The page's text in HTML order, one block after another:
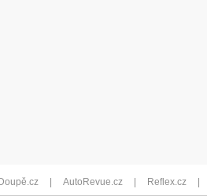
Doupě.cz AutoRevue.cz Reflex.cz